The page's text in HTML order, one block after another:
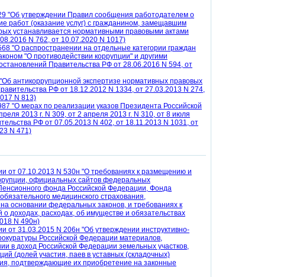
"Об утверждении Правил сообщения работодателем о
работ (оказание услуг) с гражданином, замещавшим
устанавливается нормативными правовыми актами
N 762, от 10.07.2020 N 1017)
"О распространении на отдельные категории граждан
"О противодействии коррупции" и другими
Правительства РФ от 28.06.2016 N 594, от
антикоррупционной экспертизе нормативных правовых
РФ от 18.12.2012 N 1334, от 27.03.2013 N 274,
N 813)
"О мерах по реализации указов Президента Российской
2013 г. N 309, от 2 апреля 2013 г. N 310, от 8 июля
РФ от 07.05.2013 N 402, от 18.11.2013 N 1031, от
N 471)
от 07.10.2013 N 530н "О требованиях к размещению и
официальных сайтов федеральных
фонда Российской Федерации, Фонда
медицинского страхования,
основании федеральных законов, и требованиях к
доходах, расходах, об имуществе и обязательствах
N 490н)
от 31.03.2015 N 206н "Об утверждении инструктивно-
Российской Федерации материалов,
в доход Российской Федерации земельных участков,
(долей участия, паев в уставных (складочных)
подтверждающие их приобретение на законные